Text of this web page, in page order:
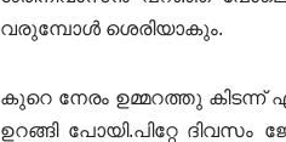
വരുമ്പോൾ ശെരിയാകും.
കുറെ നേരം ഉമ്മറത്തു
ഉറങ്ങി പോയി.പിറ്റേ